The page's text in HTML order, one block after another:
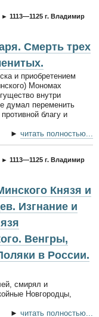
► 1113—1125 г. Владимир
Смерть трех
и приобретением
Мономах
внутри
думал переменить
благу и
► читать полностью...
► 1113—1125 г. Владимир
Князя и
Изгнание и
Венгры,
в России.
смирял и
Новгородцы,
► читать полностью...